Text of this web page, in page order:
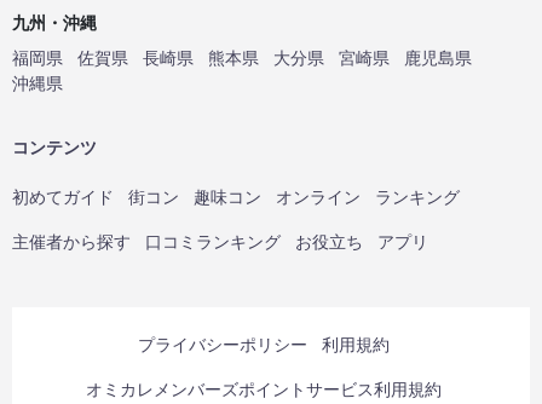
九州・沖縄
福岡県
佐賀県 長崎県 熊本県 大分県 宮崎県
鹿児島県
沖縄県
コンテンツ
初めてガイド 街コン 趣味コン オンライン ランキング
主催者から探す 口コミランキング お役立ち アプリ
プライバシーポリシー 利用規約
オミカレメンバーズポイントサービス利用規約